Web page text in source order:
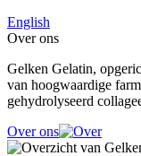
English
Over ons
Gelken Gelatin,
van hoogwaardige
gehydrolyseerd
Over ons